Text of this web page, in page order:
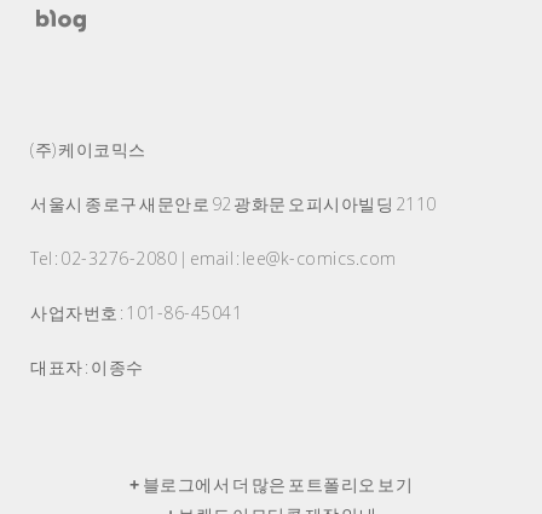
(주) 케이코믹스
서울시 종로구 새문안로 92 광화문 오피시아빌딩 2110
Tel : 02-3276-2080 | email : lee@k-comics.com
사업자번호 : 101-86-45041
대표자 : 이종수
+ 블로그에서 더 많은 포트폴리오 보기